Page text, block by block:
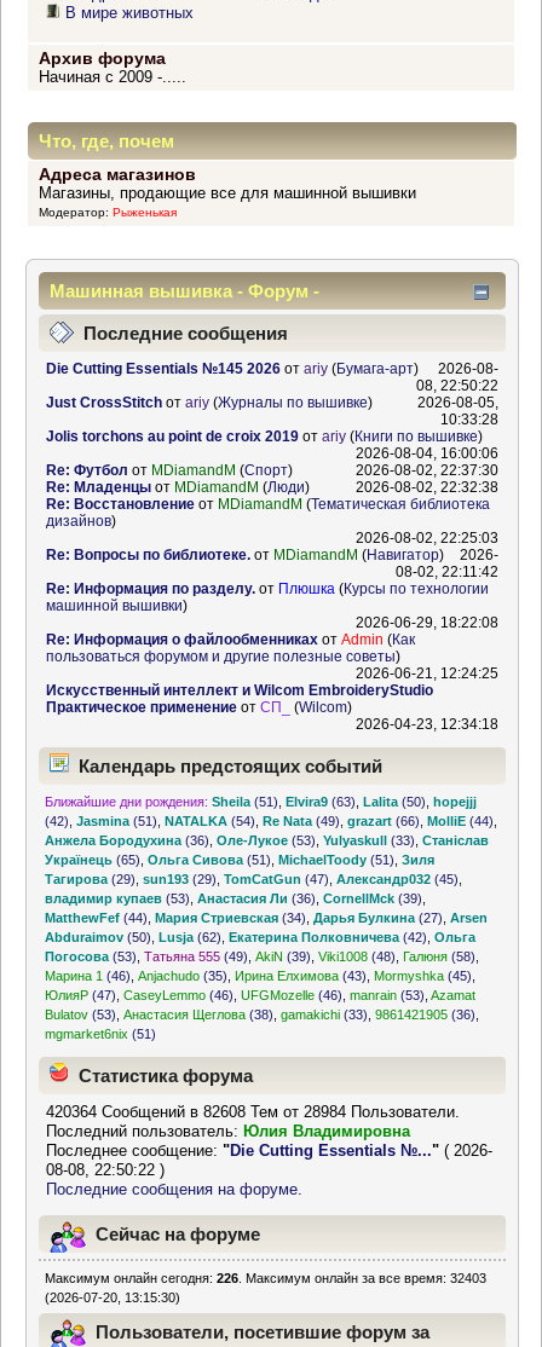
В мире животных
Архив форума
Начиная с 2009 -.....
Что, где, почем
Адреса магазинов
Магазины, продающие все для машинной вышивки
Модератор: Рыженькая
Машинная вышивка - Форум -
Информационный центр
Последние сообщения
Die Cutting Essentials №145 2026от ariy(Бумага-арт)
2026-08-
08, 22:50:22
Just CrossStitchот ariy(Журналы по вышивке)
2026-08-05,
10:33:28
Jolis torchons au point de croix 2019от ariy(Книги по вышивке)
2026-08-04, 16:00:06
Re: Футбол от MDiamandM (Спорт)
2026-08-02, 22:37:30
Re: Младенцыот MDiamandM (Люди)
2026-08-02, 22:32:38
Re: Восстановлениеот MDiamandM (Тематическая библиотека
дизайнов)
2026-08-02, 22:25:03
Re: Вопросы по библиотеке.от MDiamandM (Навигатор)
2026-
08-02, 22:11:42
Re: Информация по разделу.от Плюшка (Курсы по технологии
машинной вышивки)
2026-06-29, 18:22:08
Re: Информация о файлообменникахот Admin (Как
пользоваться форумом и другие полезные советы)
2026-06-21, 12:24:25
Искусственный интеллект и Wilcom EmbroideryStudio
Практическое применениеот СП_ (Wilcom)
2026-04-23, 12:34:18
Календарь предстоящих событий
Ближайшие дни рождения: Sheila (51) ,Elvira9 (63) ,Lalita (50) ,hopejjj
(42) ,Jasmina (51) ,NATALKA (54) ,Re Nata (49) ,grazart (66) ,MolliE (44)
Анжела Бородухина (36) ,Оле-Лукое (53) ,Yulyaskull (33) ,Станіслав
Українець (65) ,Ольга Сивова (51) ,MichaelToody (51) ,Зиля
Тагирова (29) ,sun193 (29) ,TomCatGun (47) ,Александр032 (45)
владимир купаев (53) ,Анастасия Ли (36) ,CornellMck (39)
MatthewFef (44) ,Мария Стриевская (34) ,Дарья Булкина (27) ,Arsen
Abduraimov (50) ,Lusja (62) ,Екатерина Полковничева (42) ,Ольга
Погосова (53) ,Татьяна 555 (49) ,AkiN (39) ,Viki1008 (48) Галюня (58)
Марина 1 (46) ,Anjachudo (35) Ирина Елхимова (43) Mormyshka (45)
ЮлияР (47) ,CaseyLemmo (46) ,UFGMozelle (46) ,manrain (53) ,Azamat
Bulatov (53) ,Анастасия Щеглова (38) ,gamakichi (33) ,9861421905 (36)
mgmarket6nix (51)
Статистика форума
420364 Сообщений в 82608 Тем от 28984 Пользователи.
Последний пользователь: Юлия Владимировна
Последнее сообщение:"Die Cutting Essentials №..." ( 2026-
08-08, 22:50:22 )
Последние сообщения на форуме.
Сейчас на форуме
Максимум онлайн сегодня:226 . Максимум онлайн за все время: 32403
(2026-07-20, 13:15:30)
Пользователи, посетившие форум за